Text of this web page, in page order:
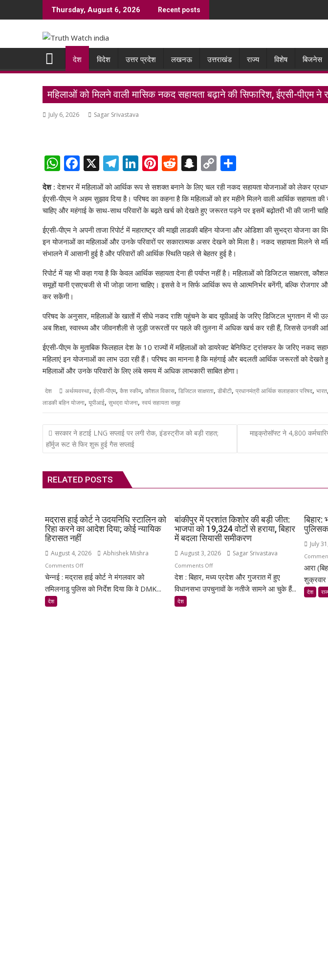
to
Thursday, August 6, 2026 Recent posts
देश विदेश उत्तर प्रदेश लखनऊ उत्तराखंड राज्य विशेष बिजनेस
महिलाओं को मिलने वाली मासिक नकद सहायता बढ़ाने की सिफारिश, ईएसी-पीएम ने
July 6, 2026 Sagar Srivastava
W
at
s
A
p
p
F
ac
e
b
o
o
k
X T
el
e
gr
a
m
Li
n
k
e
dI
n
Pi
er
e
st
R
e
d
di
t
S
n
a
p
c
h
at
C
o
p
y
Li
n
k
ar
e
देश : देशभर में महिलाओं को आर्थिक रूप से सशक्त बनाने के लिए चल रही नकद सहायता योजनाओं को लेकर
ईएसी-पीएम ने अहम सुझाव दिया है। परिषद का कहना है कि महिलाओं को हर महीने मिलने वाली आर्थिक सहायता की
चाहिए और महंगाई के साथ-साथ परिवारों के बढ़ते खर्च को देखते हुए जरूरत पड़ने पर इसमें बढ़ोतरी भी की जानी
ईएसी-पीएम ने अपनी ताजा रिपोर्ट में महाराष्ट्र की माझी लाडकी बहिन योजना और ओडिशा की सुभद्रा योजना का
इन योजनाओं का महिलाओं और उनके परिवारों पर सकारात्मक असर देखने को मिला है। नकद सहायता मिलने से
संभालने में आसानी हुई है और परिवारों की आर्थिक स्थिति पहले से बेहतर हुई है।
रिपोर्ट में यह भी कहा गया है कि केवल आर्थिक सहायता देना ही पर्याप्त नहीं है। महिलाओं को डिजिटल साक्षरता,
समूहों यानी एसएचजी से भी जोड़ा जाना चाहिए। इससे वे न सिर्फ आर्थिक रूप से आत्मनिर्भर बनेंगी, बल्कि रोजगार
कर सकेंगी।
परिषद के अनुसार, महिलाओं के खातों में सीधे नकद राशि पहुंचने के बाद यूपीआई के जरिए डिजिटल भुगतान में भी
अब शिक्षा, स्वास्थ्य और जीवनशैली से जुड़ी जरूरतों पर पहले की तुलना में अधिक खर्च कर रही हैं, जिससे उनकी
ईएसी-पीएम के मुताबिक फिलहाल देश के 10 राज्यों में महिलाओं को डायरेक्ट बेनिफिट ट्रांसफर के जरिए नकद
महिलाएं इन योजनाओं का लाभ उठा रही हैं। परिषद का मानना है कि महंगाई और बदलती आर्थिक जरूरतों को देखते हुए
महिलाओं और उनके परिवारों के लिए लंबे समय में अधिक लाभकारी साबित होगा।
देश अर्थव्यवस्था, ईएसी-पीएम, कैश स्कीम, कौशल विकास, डिजिटल साक्षरता, डीबीटी, प्रधानमंत्री आर्थिक सलाहकार परिषद, भारत,
लाडकी बहिन योजना, यूपीआई, सुभद्रा योजना, स्वयं सहायता समूह
Post
navigation
सरकार ने हटाई LNG सप्लाई पर लगी रोक, इंडस्ट्रीज को बड़ी राहत;
हॉर्मुज रूट से फिर शुरू हुई गैस सप्लाई
माइक्रोसॉफ्ट ने 4,800
RELATED POSTS
मद्रास हाई कोर्ट ने उदयनिधि स्टालिन को
रिहा करने का आदेश दिया; कोई न्यायिक
हिरासत नहीं
August 4, 2026 Abhishek Mishra
Comments Offon
मद्रास
हाई
चेन्नई : मद्रास हाई कोर्ट ने मंगलवार को
तमिलनाडु पुलिस को निर्देश दिया कि वे DMK...
देश
बांकीपुर में प्रशांत किशोर की बड़ी जीत:
भाजपा को 19,324 वोटों से हराया, बिहार
में बदला सियासी समीकरण
August 3, 2026 Sagar Srivastava
Comments Offon
बांकीपुर
में
देश : बिहार, मध्य प्रदेश और गुजरात में हुए
विधानसभा उपचुनावों के नतीजे सामने आ चुके हैं...
देश
बिहार:
July
आरा
शुक्रवार
देश